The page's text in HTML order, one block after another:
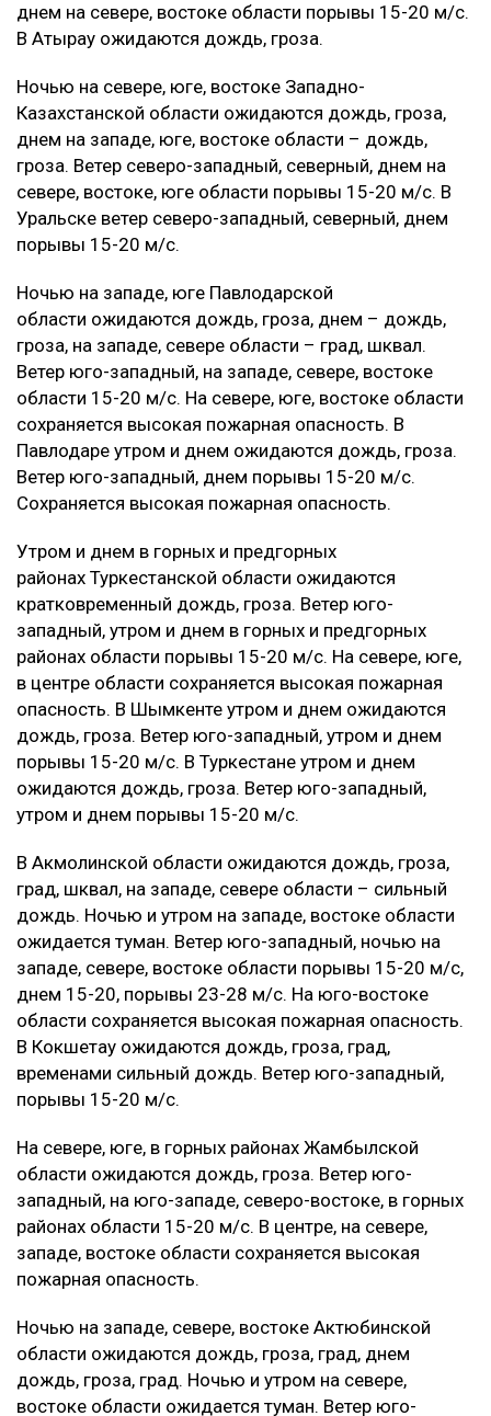
днем на севере, востоке области порывы 15-20 м/с.
В Атырау ожидаются дождь, гроза.
Ночью на севере, юге, востоке Западно-
Казахстанской области ожидаются дождь, гроза,
днем на западе, юге, востоке области – дождь,
гроза. Ветер северо-западный, северный, днем на
севере, востоке, юге области порывы 15-20 м/с. В
Уральске ветер северо-западный, северный, днем
порывы 15-20 м/с.
Ночью на западе, юге Павлодарской
области ожидаются дождь, гроза, днем – дождь,
гроза, на западе, севере области – град, шквал.
Ветер юго-западный, на западе, севере, востоке
области 15-20 м/с. На севере, юге, востоке области
сохраняется высокая пожарная опасность. В
Павлодаре утром и днем ожидаются дождь, гроза.
Ветер юго-западный, днем порывы 15-20 м/с.
Сохраняется высокая пожарная опасность.
Утром и днем в горных и предгорных
районах Туркестанской области ожидаются
кратковременный дождь, гроза. Ветер юго-
западный, утром и днем в горных и предгорных
районах области порывы 15-20 м/с. На севере, юге,
в центре области сохраняется высокая пожарная
опасность. В Шымкенте утром и днем ожидаются
дождь, гроза. Ветер юго-западный, утром и днем
порывы 15-20 м/с. В Туркестане утром и днем
ожидаются дождь, гроза. Ветер юго-западный,
утром и днем порывы 15-20 м/с.
В Акмолинской области ожидаются дождь, гроза,
град, шквал, на западе, севере области – сильный
дождь. Ночью и утром на западе, востоке области
ожидается туман. Ветер юго-западный, ночью на
западе, севере, востоке области порывы 15-20 м/с,
днем 15-20, порывы 23-28 м/с. На юго-востоке
области сохраняется высокая пожарная опасность.
В Кокшетау ожидаются дождь, гроза, град,
временами сильный дождь. Ветер юго-западный,
порывы 15-20 м/с.
На севере, юге, в горных районах Жамбылской
области ожидаются дождь, гроза. Ветер юго-
западный, на юго-западе, северо-востоке, в горных
районах области 15-20 м/с. В центре, на севере,
западе, востоке области сохраняется высокая
пожарная опасность.
Ночью на западе, севере, востоке Актюбинской
области ожидаются дождь, гроза, град, днем
дождь, гроза, град. Ночью и утром на севере,
востоке области ожидается туман. Ветер юго-